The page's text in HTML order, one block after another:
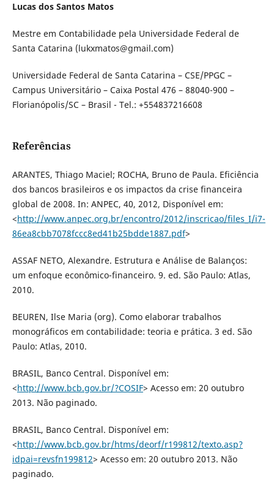
Lucas dos Santos Matos
Mestre em Contabilidade pela Universidade Federal de
Santa Catarina (lukxmatos@gmail.com)
Universidade Federal de Santa Catarina – CSE/PPGC –
Campus Universitário – Caixa Postal 476 – 88040-900 –
Florianópolis/SC – Brasil - Tel.: +554837216608
Referências
ARANTES, Thiago Maciel; ROCHA, Bruno de Paula. Eficiência
dos bancos brasileiros e os impactos da crise financeira
global de 2008. In: ANPEC, 40, 2012, Disponível em:
<http://www.anpec.org.br/encontro/2012/inscricao/files_I/i7-
86ea8cbb7078fccc8ed41b25bdde1887.pdf>
ASSAF NETO, Alexandre. Estrutura e Análise de Balanços:
um enfoque econômico-financeiro. 9. ed. São Paulo: Atlas,
2010.
BEUREN, Ilse Maria (org). Como elaborar trabalhos
monográficos em contabilidade: teoria e prática. 3 ed. São
Paulo: Atlas, 2010.
BRASIL, Banco Central. Disponível em:
<http://www.bcb.gov.br/?COSIF> Acesso em: 20 outubro
2013. Não paginado.
BRASIL, Banco Central. Disponível em:
<http://www.bcb.gov.br/htms/deorf/r199812/texto.asp?
idpai=revsfn199812> Acesso em: 20 outubro 2013. Não
paginado.